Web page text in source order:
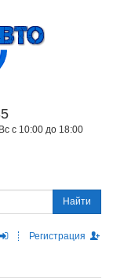
с 10:00 до 18:00
Найти
Регистрация